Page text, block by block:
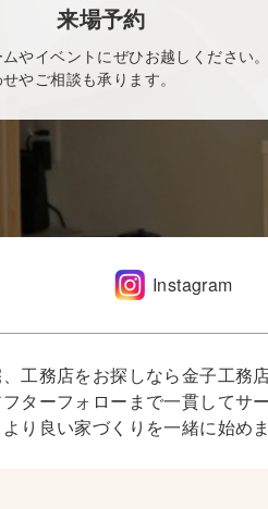
来場予約
やイベントにぜひお越しください。
やご相談も承ります。
Instagram
工務店をお探しなら金子工務
ターフォローまで一貫してサ
り良い家づくりを一緒に始め